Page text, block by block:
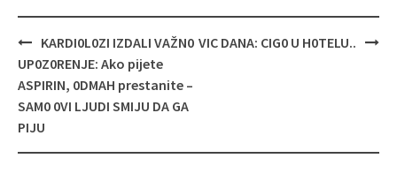
Navigacija
objava
KARDI0L0ZI IZDALI VAŽN0
UP0Z0RENJE: Ako pijete
ASPIRIN, 0DMAH prestanite –
SAM0 0VI LJUDI SMIJU DA GA
PIJU
VIC DANA: CIG0 U H0TELU..